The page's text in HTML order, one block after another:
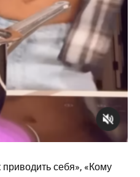
себя», «Кому